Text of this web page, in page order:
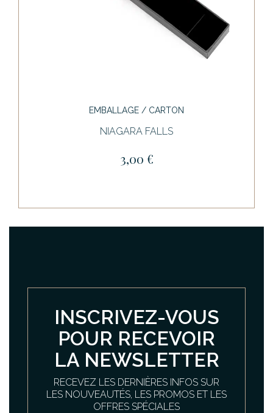
EMBALLAGE / CARTON
NIAGARA FALLS
3,00 €
INSCRIVEZ-VOUS
POUR RECEVOIR
LA NEWSLETTER
RECEVEZ LES DERNIÈRES INFOS SUR
LES NOUVEAUTÉS, LES PROMOS ET LES
OFFRES SPÉCIALES